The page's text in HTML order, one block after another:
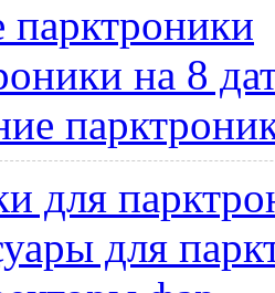
парктроники
на 8
для
для